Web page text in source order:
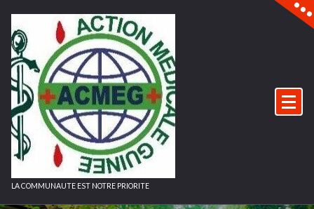
contenu
LA COMMUNAUTE EST NOTRE PRIORITE